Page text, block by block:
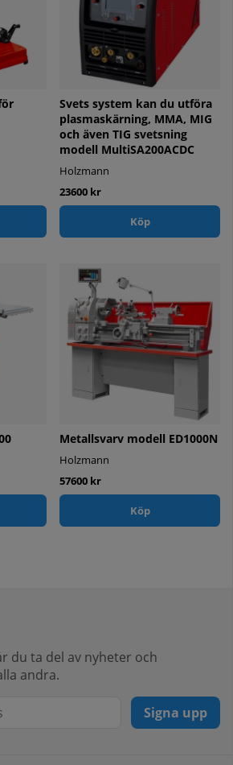
Svets system kan du utföra
plasmaskärning, MMA, MIG
och även TIG svetsning
modell MultiSA200ACDC
Holzmann
23600 kr
Köp
Metallsvarv modell ED1000N
Holzmann
57600 kr
Köp
du ta del av nyheter och
andra.
Signa upp